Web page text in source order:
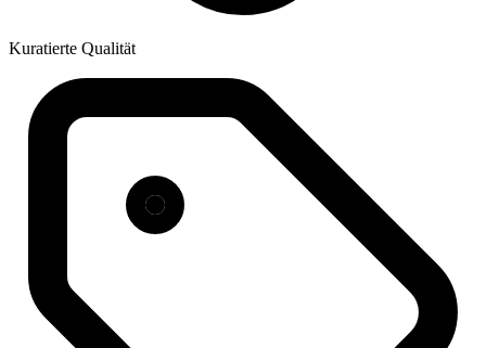
Kuratierte Qualität